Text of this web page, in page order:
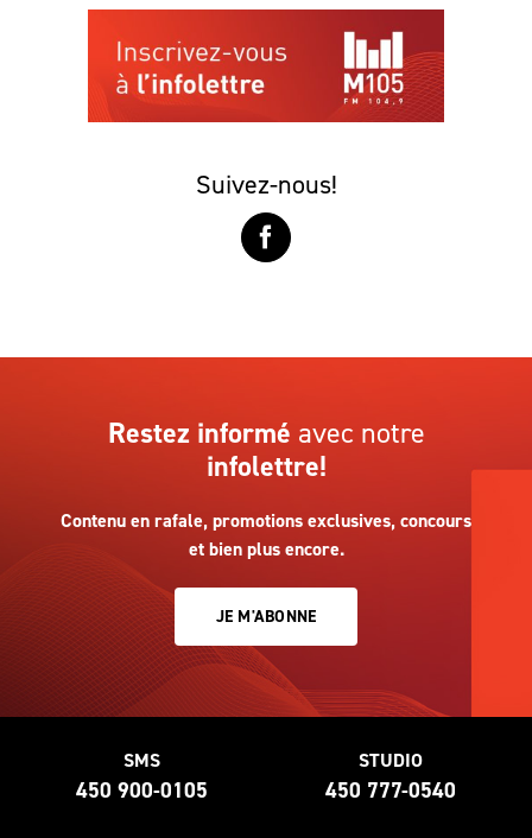
Suivez-nous!
Restez informé avec notre
infolettre!
Contenu en rafale, promotions exclusives, concours
et bien plus encore.
JE M'ABONNE
SMS
450 900-0105
STUDIO
450 777-0540